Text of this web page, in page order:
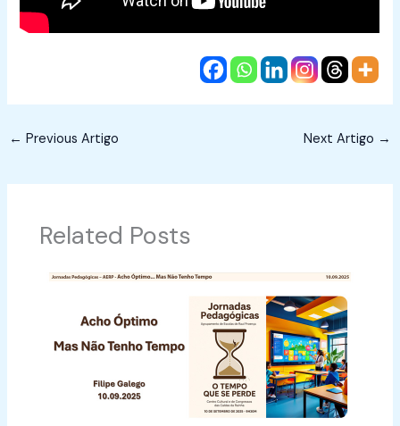
← Previous Artigo Next Artigo →
Related Posts